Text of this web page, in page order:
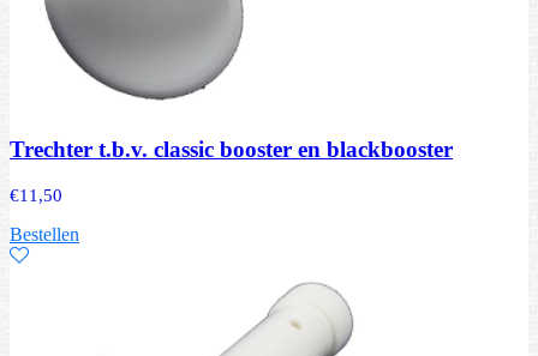
Trechter t.b.v. classic booster en blackbooster
€11,50
Bestellen